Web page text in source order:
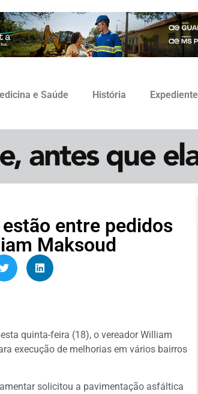
e Saúde História Expediente
entre pedidos
Maksoud
quinta-feira (18), o vereador William
execução de melhorias em vários bairros
solicitou a pavimentação asfáltica